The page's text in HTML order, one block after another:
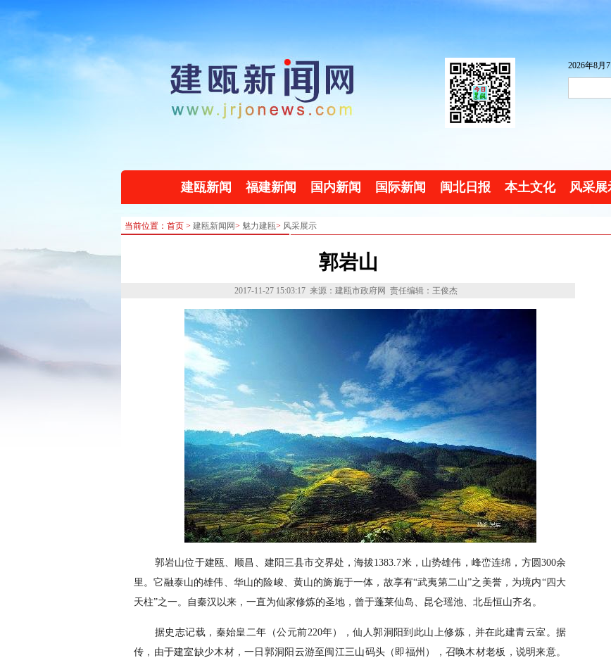
2026年8月7
建瓯新闻 福建新闻 国内新闻 国际新闻 闽北日报 本土文化 风采展
当前位置：首页 > 建瓯新闻网> 魅力建瓯> 风采展示
郭岩山
2017-11-27 15:03:17 来源：建瓯市政府网 责任编辑：王俊杰
郭岩山位于建瓯、顺昌、建阳三县市交界处，海拔1383.7米，山势雄伟，峰峦连绵，方圆300余
里。它融泰山的雄伟、华山的险峻、黄山的旖旎于一体，故享有“武夷第二山”之美誉，为境内“四大
天柱”之一。自秦汉以来，一直为仙家修炼的圣地，曾于蓬莱仙岛、昆仑瑶池、北岳恒山齐名。
据史志记载，秦始皇二年（公元前220年），仙人郭洞阳到此山上修炼，并在此建青云室。据
传，由于建室缺少木材，一日郭洞阳云游至闽江三山码头（即福州），召唤木材老板，说明来意。